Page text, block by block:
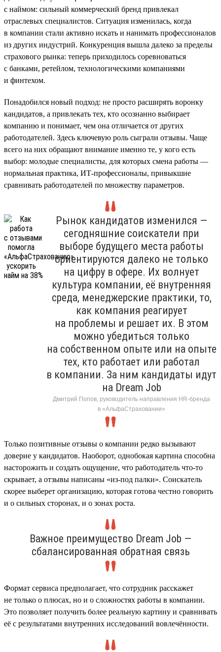
с наймом: сильный коммерческий бренд привлекал
отраслевых специалистов. Ситуация изменилась, когда
в компании стали активно искать и нанимать профессионалов
из других индустрий. Конкуренция вышла далеко за пределы
страхового рынка: теперь приходилось соревноваться
с банками, ретейлом, технологическими компаниями
и финтехом.
Понадобился новый подход: не просто расширять воронку
кандидатов, а привлекать тех, кто осознанно выбирает
компанию и понимает, чем она отличается от других
работодателей. Здесь ключевую роль сыграли отзывы. Чаще
всего на них обращают внимание именно те, у кого есть
выбор: молодые специалисты, для которых смена работы —
нормальная практика, ИТ-профессионалы, привыкшие
сравнивать работодателей по множеству параметров.
Рынок кандидатов изменился —
сегодняшние соискатели при
выборе будущего места работы
ориентируются далеко не только
на цифру в офере. Их волнует
культура компании, её внутренняя
среда, менеджерские практики, то,
как компания реагирует
на проблемы и решает их. В этом
можно убедиться только
на собственном опыте или на опыте
тех, кто работает или работал
в компании. За ним кандидаты идут
на Dream Job
Дмитрий Попов, руководитель направления HR-бренда
в «АльфаСтраховании»
Только позитивные отзывы о компании редко вызывают
доверие у кандидатов. Наоборот, однобокая картина способна
насторожить и создать ощущение, что работодатель что-то
скрывает, а отзывы написаны «из-под палки». Соискатель
скорее выберет организацию, которая готова честно говорить
и о сильных сторонах, и о зонах роста.
Важное преимущество Dream Job —
сбалансированная обратная связь
Формат сервиса предполагает, что сотрудник расскажет
не только о плюсах, но и о сложностях работы в компании.
Это позволяет получить более реальную картину и сравнивать
её с результатами внутренних исследований вовлечённости.